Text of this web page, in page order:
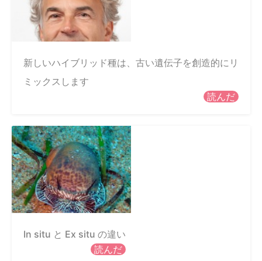
新しいハイブリッド種は、古い遺伝子を創造的にリ
ミックスします
読んだ
In situ と Ex situ の違い
読んだ